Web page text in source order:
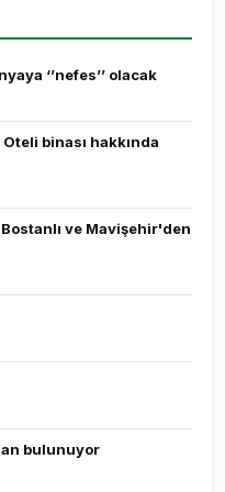
‘’nefes’’ olacak
binası hakkında
ve Mavişehir'den
bulunuyor